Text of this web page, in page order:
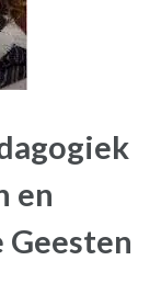
en
Geesten